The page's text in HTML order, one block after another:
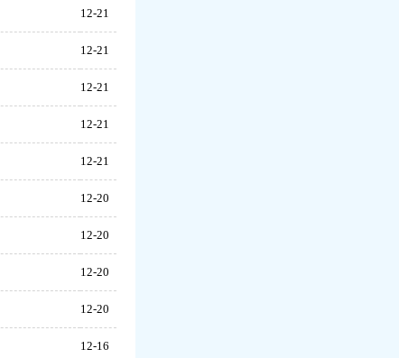
12-21
12-21
12-21
12-21
12-21
12-20
12-20
12-20
12-20
12-16